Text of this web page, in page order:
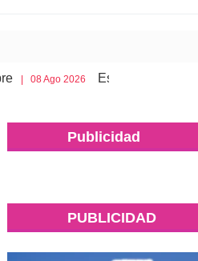
es lo que debes llevar en la
Publicidad
PUBLICIDAD